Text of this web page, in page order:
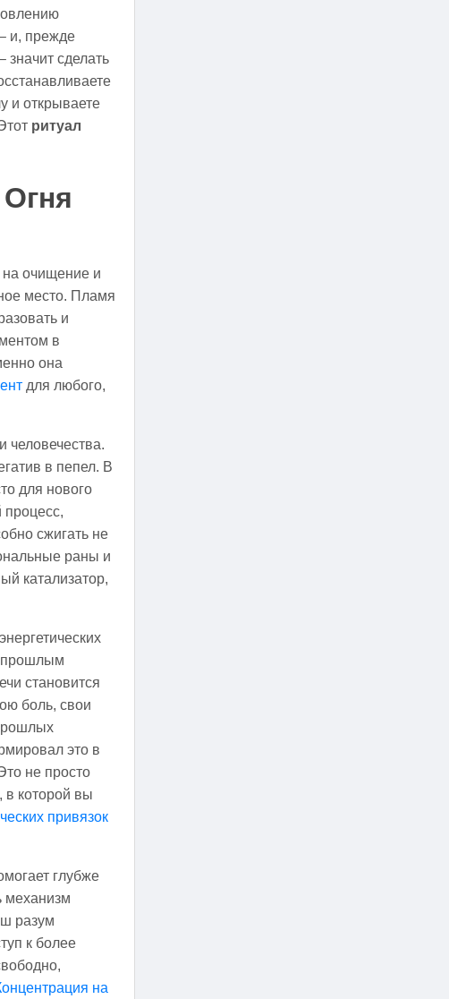
и, прежде
значит сделать
и открываете
ритуал
на очищение и
место. Пламя
и
в
она
для любого,
человечества.
в пепел. В
для нового
процесс,
сжигать не
раны и
катализатор,
прошлым
становится
боль, свои
это в
не просто
в которой вы
привязок
глубже
механизм
разум
к более
на